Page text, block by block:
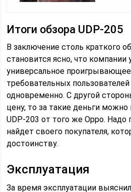
Итоги обзора UDP-205
В заключение столь краткого
становится ясно, что компании
универсальное
требовательных
одновременно. С другой
цену, то за такие деньги
UDP-203 от того же Oppo. Надо
найдет своего покупателя,
достоинству.
Эксплуатация
За время эксплуатации